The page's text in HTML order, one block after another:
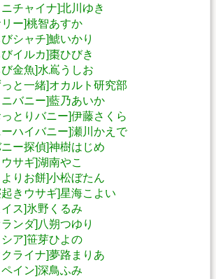
チャイナ]北川ゆき
ー]桃智あすか
シャチ]鯱いかり
イルカ]棗ひびき
金魚]水嶌うしお
と一緒]オカルト研究部
バニー]藍乃あいか
とりバニー]伊藤さくら
ハイバニー]瀬川かえで
ー探偵]神樹はじめ
サギ]湖南やこ
りお餅]小松ぼたん
きウサギ]星海こよい
ス]氷野くるみ
ンダ]八朔つゆり
ア]笹芽ひよの
ライナ]夢路まりあ
イン]深鳥ふみ